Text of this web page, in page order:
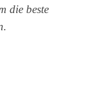
die beste